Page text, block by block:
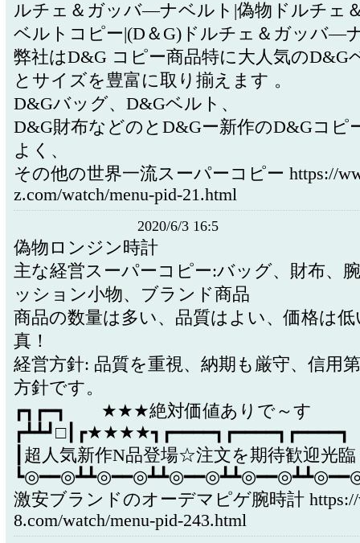
ルチェ＆ガッバ―ナベルト|偽物ドルチェ
ベルトコピー|(D＆G)ドルチェ＆ガッバ―
弊社はD&G コピー商品特に大人気のD&G
とサイズを豊富に取り揃えます 。
D&Gバッグ、D&Gベルト、
D&G財布などのとD&Gー新作のD&Gコピ
よく、
その他の世界一流スーパーコピー https://
z.com/watch/menu-pid-21.html
2020/6/3 16:5
偽物ロンジン時計
主な経営スーパーコピー:バッグ、財布、
ッション小物、ブランド商品
商品の数量は多い、品質はよい、価格は低
真！
経営方針: 品質を重視、納期も厳守、信用
方針です。
┏┓┏━┓ ★★★絶対価値ありで～す
┏┻┻┛□┃┏★★★★┓┏━━━━┓┏━━━━┓┏━━━━┓
┃超人気新作N品登場☆注文を期待歓迎光
激安ブランドのオーデマピゲ腕時計
8.com/watch/menu-pid-243.html